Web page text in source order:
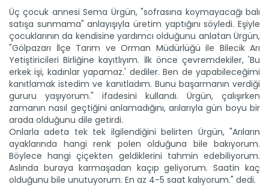
Üç çocuk annesi Sema Ürgün, "sofrasına koymayacağı balı
satışa sunmama" anlayışıyla üretim yaptığını söyledi. Eşiyle
çocuklarının da kendisine yardımcı olduğunu anlatan Ürgün,
"Gölpazarı İlçe Tarım ve Orman Müdürlüğü ile Bilecik Arı
Yetiştiricileri Birliğine kayıtlıyım. İlk önce çevremdekiler, 'Bu
erkek işi, kadınlar yapamaz.' dediler. Ben de yapabileceğimi
kanıtlamak istedim ve kanıtladım. Bunu başarmanın verdiği
gururu yaşıyorum." ifadesini kullandı. Ürgün, çalışırken
zamanın nasıl geçtiğini anlamadığını, arılarıyla gün boyu bir
arada olduğunu dile getirdi.
Onlarla adeta tek tek ilgilendiğini belirten Ürgün, "Arıların
ayaklarında hangi renk polen olduğuna bile bakıyorum.
Böylece hangi çiçekten geldiklerini tahmin edebiliyorum.
Aslında buraya karmaşadan kaçıp geliyorum. Saatin kaç
olduğunu bile unutuyorum. En az 4-5 saat kalıyorum." dedi.
“Ordu, bal üretiminde Türkiye...
Türkiye’nin dört bir yanından gelip Ordu’nun bereketli...
Devamını Oku ->